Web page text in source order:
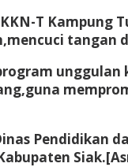
T Kampung
tangan
Pendidikan